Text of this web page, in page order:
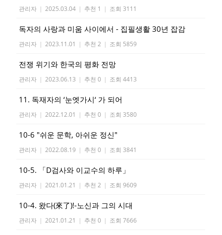
관리자 | 2025.03.04 | 추천 1 | 조회 3111
독자의 사랑과 미움 사이에서 - 집필생활 30년 잡감
관리자 | 2023.11.01 | 추천 2 | 조회 5859
전쟁 위기와 한국의 평화 전망
관리자 | 2023.06.13 | 추천 0 | 조회 4413
11. 독재자의 ‘눈엣가시‘ 가 되어
관리자 | 2022.12.01 | 추천 0 | 조회 3580
10-6 "쉬운 문학, 아쉬운 정신"
관리자 | 2022.08.19 | 추천 0 | 조회 3841
10-5. 「D검사와 이교수의 하루」
관리자 | 2021.01.21 | 추천 2 | 조회 9609
10-4. 왔다(來了)!-노신과 그의 시대
관리자 | 2021.01.21 | 추천 0 | 조회 7666